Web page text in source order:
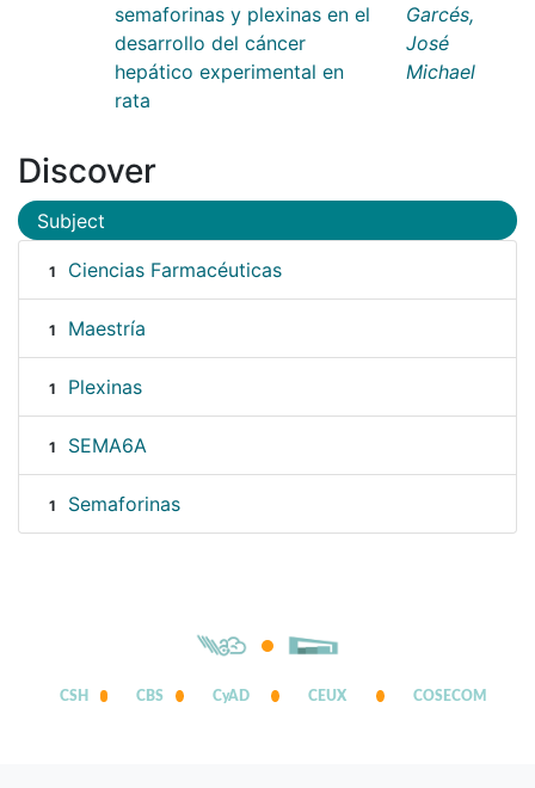
semaforinas y plexinas en el
desarrollo del cáncer
hepático experimental en
rata
Garcés,
José
Michael
Discover
Subject
1 Ciencias Farmacéuticas
1 Maestría
1 Plexinas
1 SEMA6A
1 Semaforinas
CSH CBS CyAD CEUX COSECOM